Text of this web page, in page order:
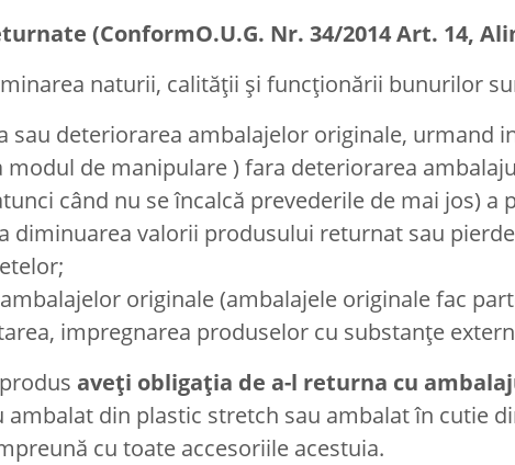
(ConformO.U.G. Nr. 34/2014 Art. 14,
naturii, calității și funcționării bunurilor
sau deteriorarea ambalajelor originale, urmand
de manipulare ) fara deteriorarea
când nu se încalcă prevederile de mai jos) a
diminuarea valorii produsului returnat sau
originale (ambalajele originale fac
impregnarea produselor cu substanțe
aveți obligația de a-l returna cu
din plastic stretch sau ambalat în cutie
cu toate accesoriile acestuia.